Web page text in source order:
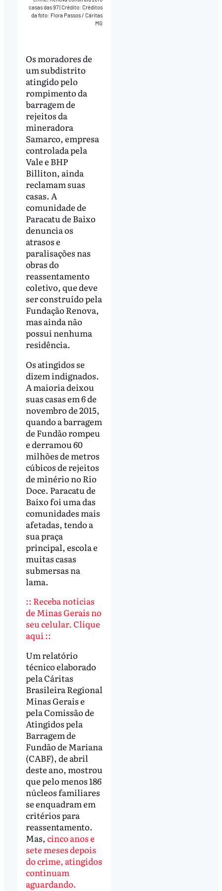
casas das 97|Crédito: Créditos
da foto: Flora Passos / Cáritas
MG
Os moradores de
um subdistrito
atingido pelo
rompimento da
barragem de
rejeitos da
mineradora
Samarco, empresa
controlada pela
Vale e BHP
Billiton, ainda
reclamam suas
casas. A
comunidade de
Paracatu de Baixo
denuncia os
atrasos e
paralisações nas
obras do
reassentamento
coletivo, que deve
ser construído pela
Fundação Renova,
mas ainda não
possui nenhuma
residência.
Os atingidos se
dizem indignados.
A maioria deixou
suas casas em 6 de
novembro de 2015,
quando a barragem
de Fundão rompeu
e derramou 60
milhões de metros
cúbicos de rejeitos
de minério no Rio
Doce. Paracatu de
Baixo foi uma das
comunidades mais
afetadas, tendo a
sua praça
principal, escola e
muitas casas
submersas na
lama.
:: Receba notícias
de Minas Gerais no
seu celular. Clique
aqui ::
Um relatório
técnico elaborado
pela Cáritas
Brasileira Regional
Minas Gerais e
pela Comissão de
Atingidos pela
Barragem de
Fundão de Mariana
(CABF), de abril
deste ano, mostrou
que pelo menos 186
núcleos familiares
se enquadram em
critérios para
reassentamento.
Mas, cinco anos e
sete meses depois
do crime, atingidos
continuam
aguardando.